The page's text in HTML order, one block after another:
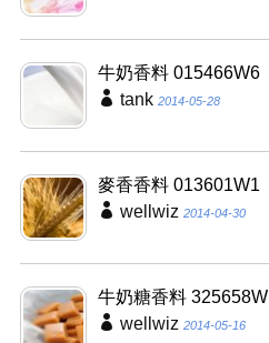
牛奶香料 015466W6
tank 2014-05-28
麥香香料 013601W1
wellwiz 2014-04-30
牛奶糖香料 325658W
wellwiz 2014-05-16